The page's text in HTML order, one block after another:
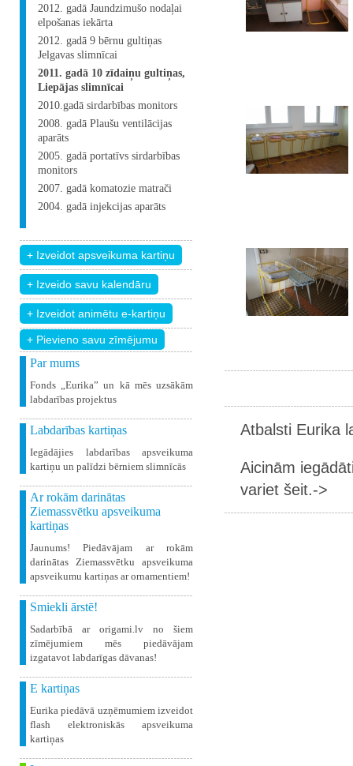
2012. gadā Jaundzimušo nodaļai
elpošanas iekārta
2012. gadā 9 bērnu gultiņas
Jelgavas slimnīcai
2011. gadā 10 zīdaiņu gultiņas,
Liepājas slimnīcai
2010.gadā sirdarbības monitors
2008. gadā Plaušu ventilācijas
aparāts
2005. gadā portatīvs sirdarbības
monitors
2007. gadā komatozie matrači
2004. gadā injekcijas aparāts
+ Pievieno savu zīmējumu
Par mums
Fonds „Eurika” un kā mēs uzsākām
labdarības projektus
Labdarības kartiņas
Iegādājies labdarības apsveikuma
kartiņu un palīdzi bērniem slimnīcās
Ar rokām darinātas
Ziemassvētku apsveikuma
kartiņas
Jaunums! Piedāvājam ar rokām
darinātas Ziemassvētku apsveikuma
apsveikumu kartiņas ar ornamentiem!
Smiekli ārstē!
Sadarbībā ar origami.lv no šiem
zīmējumiem mēs piedāvājam
izgatavot labdarīgas dāvanas!
E kartiņas
Eurika piedāvā uzņēmumiem izveidot
flash elektroniskās apsveikuma
kartiņas
Atbalsti Eurika
Aicinām
variet šeit.->